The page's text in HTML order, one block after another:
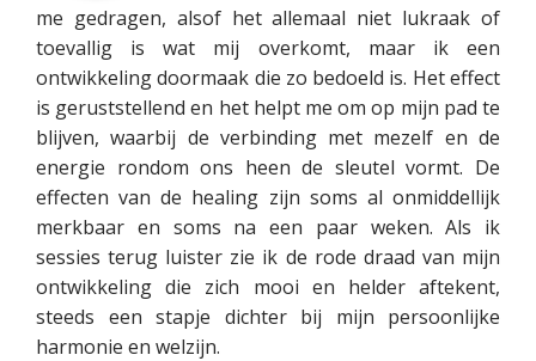
me gedragen, alsof het allemaal niet lukraak of
toevallig is wat mij overkomt, maar ik een
ontwikkeling doormaak die zo bedoeld is. Het effect
is geruststellend en het helpt me om op mijn pad te
blijven, waarbij de verbinding met mezelf en de
energie rondom ons heen de sleutel vormt. De
effecten van de healing zijn soms al onmiddellijk
merkbaar en soms na een paar weken. Als ik
sessies terug luister zie ik de rode draad van mijn
ontwikkeling die zich mooi en helder aftekent,
steeds een stapje dichter bij mijn persoonlijke
harmonie en welzijn.